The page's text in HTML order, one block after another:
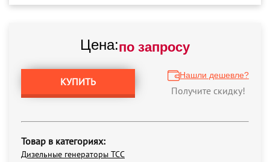
Цена:по запросу
КУПИТЬ
Нашли дешевле?
Получите скидку!
Товар в категориях:
Дизельные генераторы ТСС